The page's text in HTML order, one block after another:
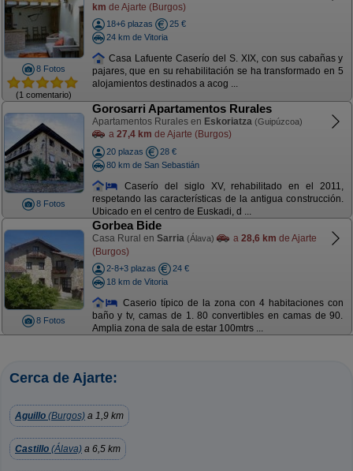
8 Fotos
(1 comentario)
km de Ajarte (Burgos)
18+6 plazas
25 €
24 km de Vitoria
Casa Lafuente Caserío del S. XIX, con sus cabañas y
pajares, que en su rehabilitación se ha transformado en 5
alojamientos destinados a acog ...
8 Fotos
Gorosarri Apartamentos Rurales
Apartamentos Rurales en Eskoriatza (Guipúzcoa)
a 27,4 km de Ajarte (Burgos)
20 plazas
28 €
80 km de San Sebastián
Caserío del siglo XV, rehabilitado en el 2011,
respetando las características de la antigua construcción.
Ubicado en el centro de Euskadi, d ...
8 Fotos
Gorbea Bide
Casa Rural en Sarria (Álava) a 28,6 km de Ajarte
(Burgos)
2-8+3 plazas
24 €
18 km de Vitoria
Caserio típico de la zona con 4 habitaciones con
baño y tv, camas de 1. 80 convertibles en camas de 90.
Amplia zona de sala de estar 100mtrs ...
Cerca de Ajarte:
Aguillo (Burgos) a 1,9 km
Castillo (Álava) a 6,5 km